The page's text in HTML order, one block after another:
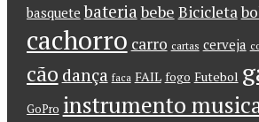
basquete bateriabebe Bicicleta
cachorro carro cartas cerveja
cão dança faca FAIL fogo Futebol
GoPro instrumento